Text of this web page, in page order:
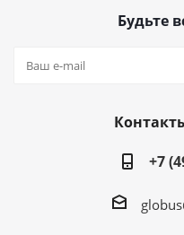
Будьте
+7